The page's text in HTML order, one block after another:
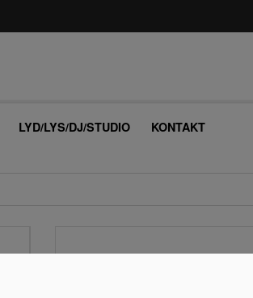
LYD/LYS/DJ/STUDIO KONTAKT